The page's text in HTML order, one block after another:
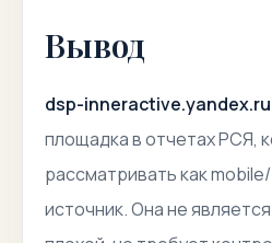
Вывод
dsp-inneractive.yandex.ru
площадка в отчетах РСЯ,
рассматривать как
источник. Она не